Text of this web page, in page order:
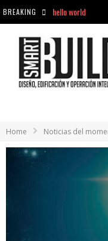
BREAKING
hello world
hello world
Home Noticias del